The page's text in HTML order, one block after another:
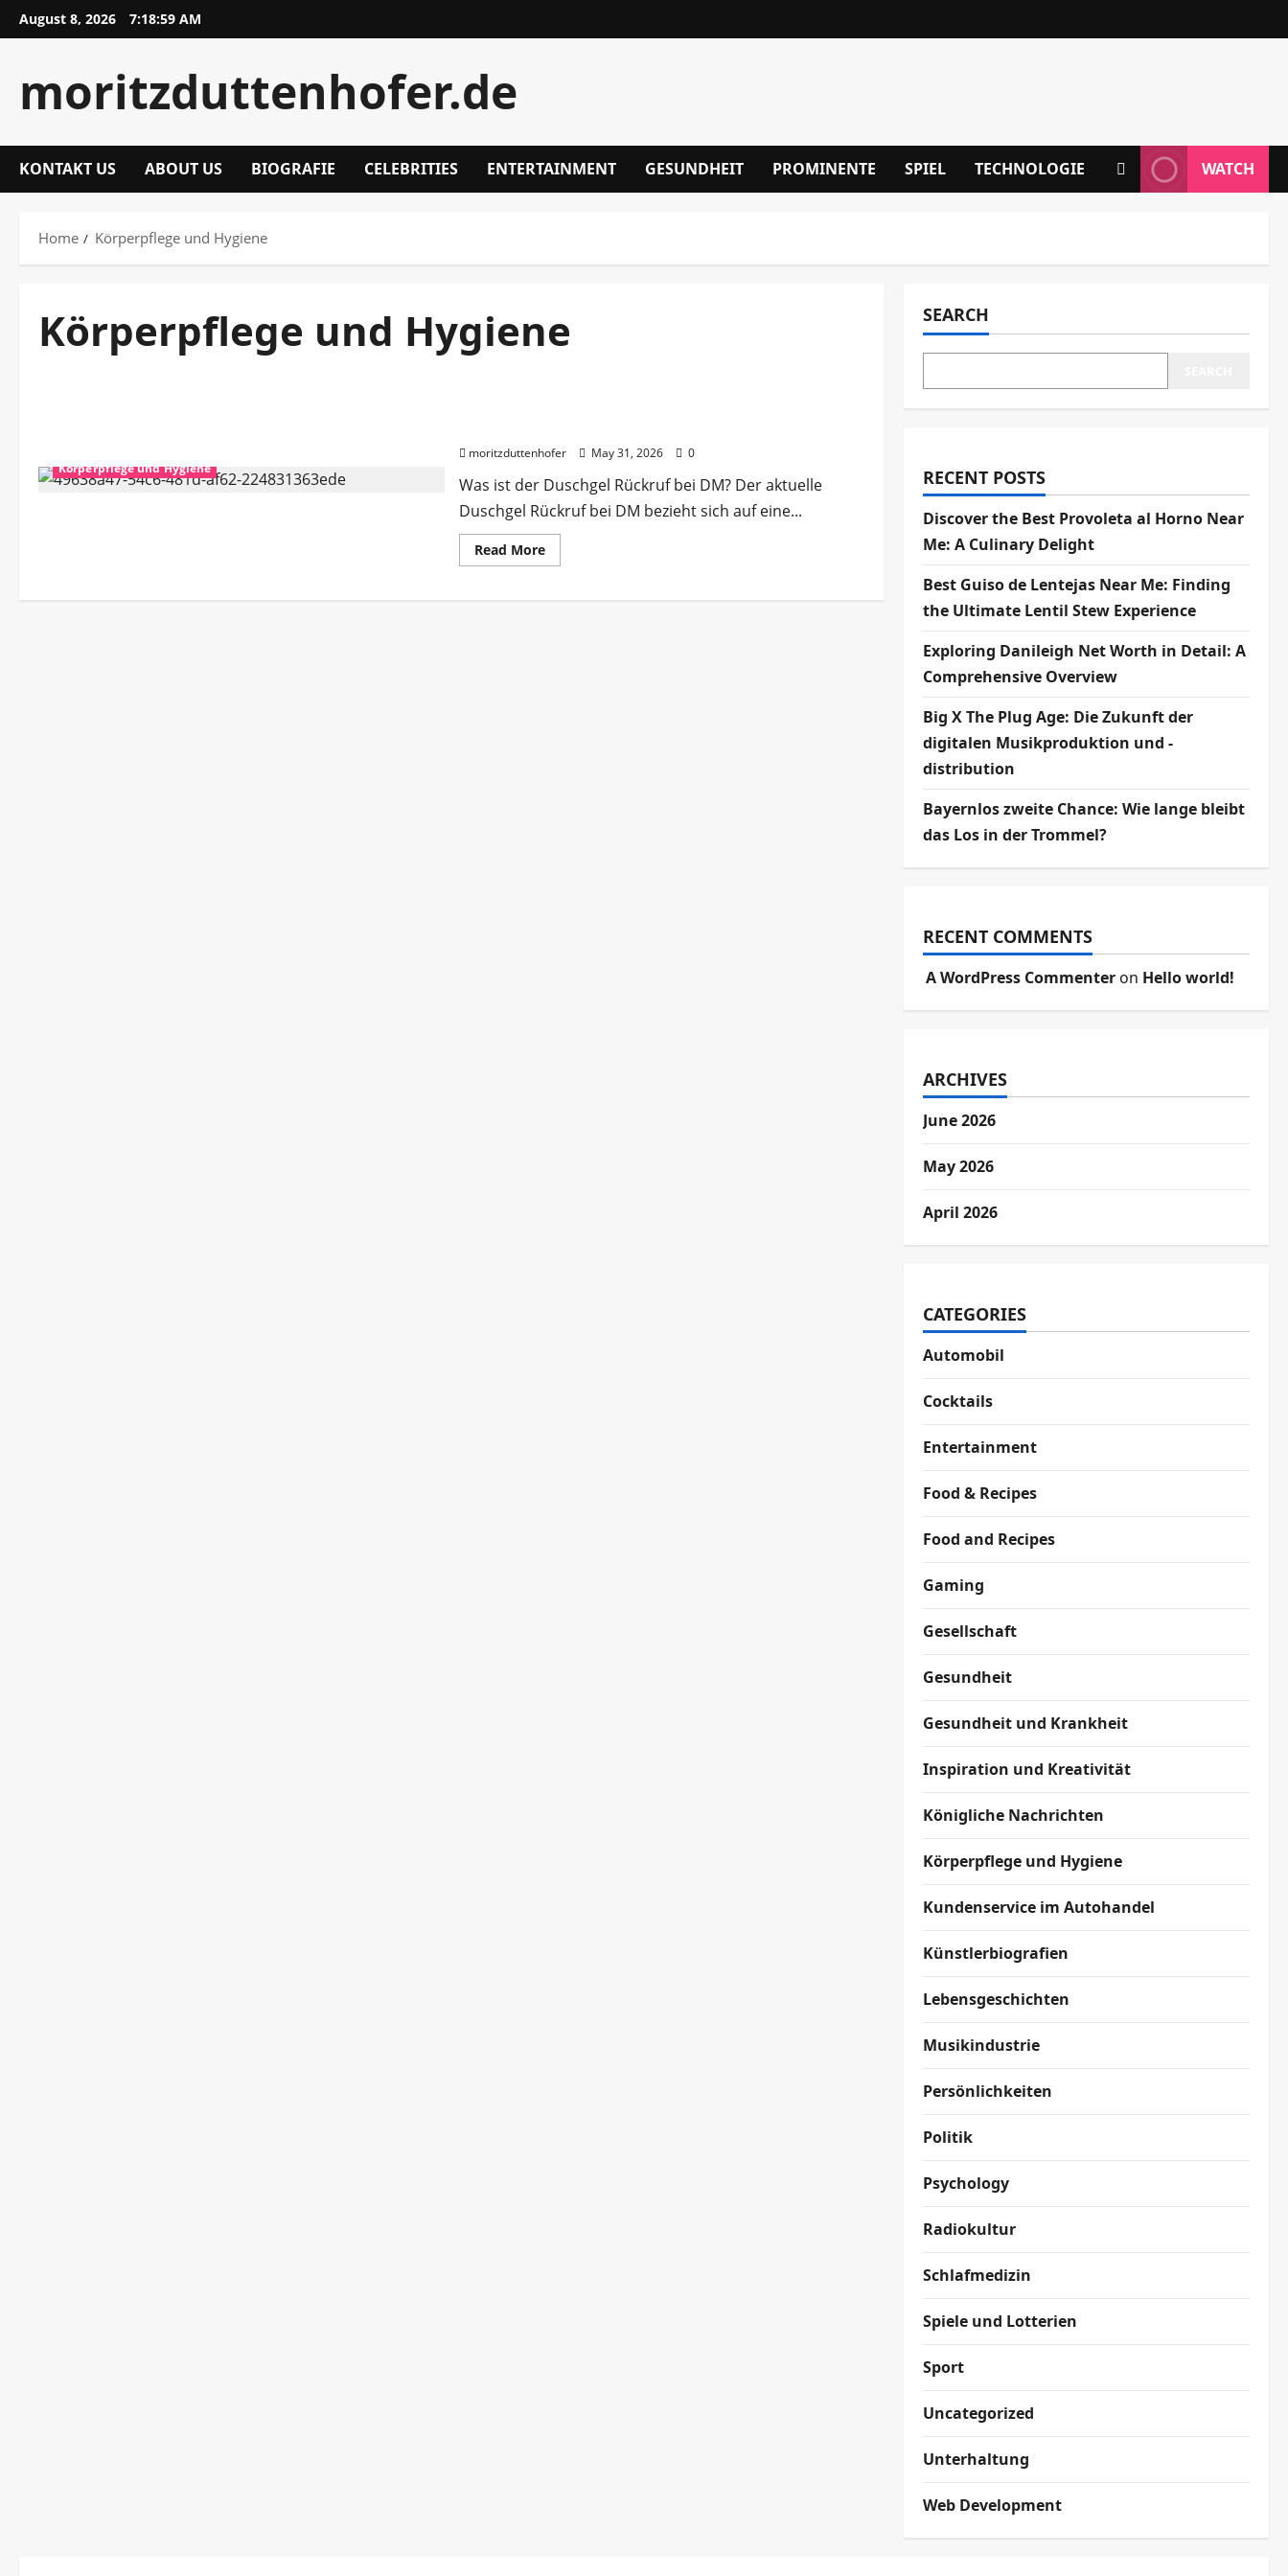
Skip
to
August 8, 2026 7:18:59 AM
moritzduttenhofer.de
KONTAKT US ABOUT US BIOGRAFIE CELEBRITIES ENTERTAINMENT GESUNDHEIT PROMINENTE SPIEL TECHNOLOGIE WATCH
Home Körperpflege und Hygiene
Körperpflege und Hygiene
Körperpflege und Hygiene
moritzduttenhofer May 31, 2026 0
Was ist der Duschgel Rückruf bei DM? Der aktuelle
Duschgel Rückruf bei DM bezieht sich auf eine...
Read MoreRead
more
Rückruf
SEARCH
RECENT POSTS
Discover the Best Provoleta al Horno Near
Me: A Culinary Delight
Best Guiso de Lentejas Near Me: Finding
the Ultimate Lentil Stew Experience
Exploring Danileigh Net Worth in Detail: A
Comprehensive Overview
Big X The Plug Age: Die Zukunft der
digitalen Musikproduktion und -
distribution
Bayernlos zweite Chance: Wie lange bleibt
das Los in der Trommel?
RECENT COMMENTS
A WordPress Commenteron Hello world!
ARCHIVES
June 2026
May 2026
April 2026
CATEGORIES
Automobil
Cocktails
Entertainment
Food & Recipes
Food and Recipes
Gaming
Gesellschaft
Gesundheit
Gesundheit und Krankheit
Inspiration und Kreativität
Königliche Nachrichten
Körperpflege und Hygiene
Kundenservice im Autohandel
Künstlerbiografien
Lebensgeschichten
Musikindustrie
Persönlichkeiten
Politik
Psychology
Radiokultur
Schlafmedizin
Spiele und Lotterien
Sport
Uncategorized
Unterhaltung
Web Development